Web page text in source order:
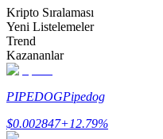
Kripto Sıralaması
Yeni Listelemeler
Trend
Kazananlar
PIPEDOGPipedog
$0.002847+12.79%